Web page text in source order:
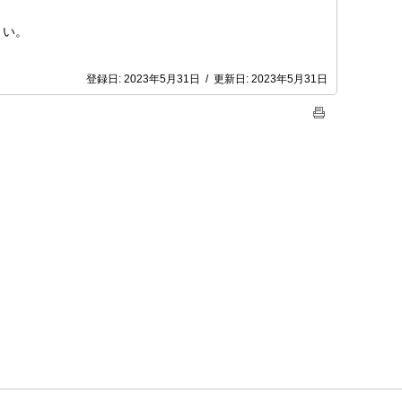
。
登録日: 2023年5月31日 / 更新日: 2023年5月31日